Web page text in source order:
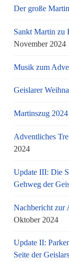
Der große
Sankt Martin zu
November 2024
Musik zum
Geislarer
Martinszug 2024
Adventliches
2024
Update III: Die
Gehweg der
Nachbericht zur
Oktober 2024
Update II:
Seite der